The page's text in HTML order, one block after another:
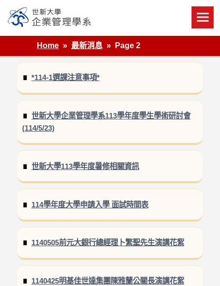
content
世新大學企業管理學系
Home
最新消息 Page 2
*114-1選課注意事項*
世新大學企業管理學系113學年度學生學術研討會
(114/5/23)
世新大學113學年度暑修相關資訊
114學年度大學申請入學 面試時間表
1140505前元大銀行總經理卜繁聖先生演講花絮
1140425明基佳世達集團陳雅蘭公關長演講花絮